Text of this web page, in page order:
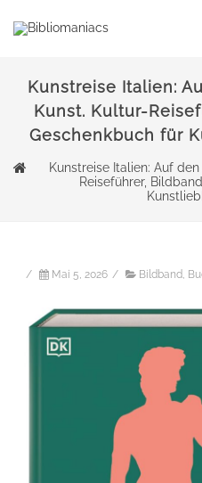
Kunstreise Italien:
Kunst. Kultur-
Geschenkbuch für
Kunstreise Italien: Auf
Reiseführer,
/ Mai 5, 2026 / Bildband,